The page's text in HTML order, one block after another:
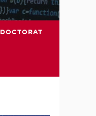
DOCTORAT